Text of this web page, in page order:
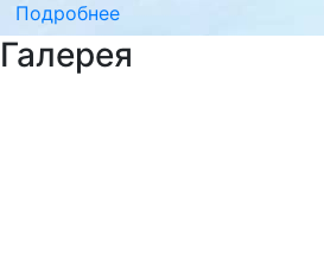
Подробнее
Галерея